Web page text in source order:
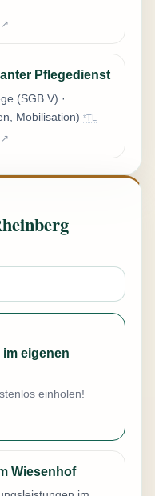
↗
Pflegedienst
(SGB V) ·
Mobilisation) *TL
↗
eigenen
einholen!
Wiesenhof